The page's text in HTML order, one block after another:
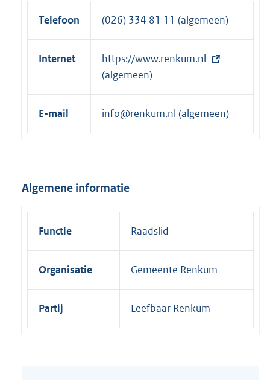
Telefoon (026) 334 81 11 (algemeen)
Internet
E
x
t
e
n
i
n
https://www.renkum.nl
(algemeen)
E-mail info@renkum.nl (algemeen)
Algemene informatie
Functie Raadslid
Organisatie Gemeente Renkum
Partij Leefbaar Renkum